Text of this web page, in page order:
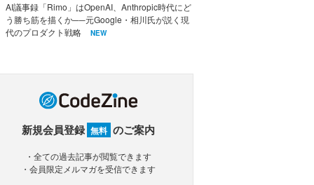
AI議事録「Rimo」はOpenAI、Anthropic時代にど
う勝ち筋を描くか──元Google・相川氏が説く現
代のプロダクト戦略
NEW
新規会員登録 無料 のご案内
・全ての過去記事が閲覧できます
・会員限定メルマガを受信できます